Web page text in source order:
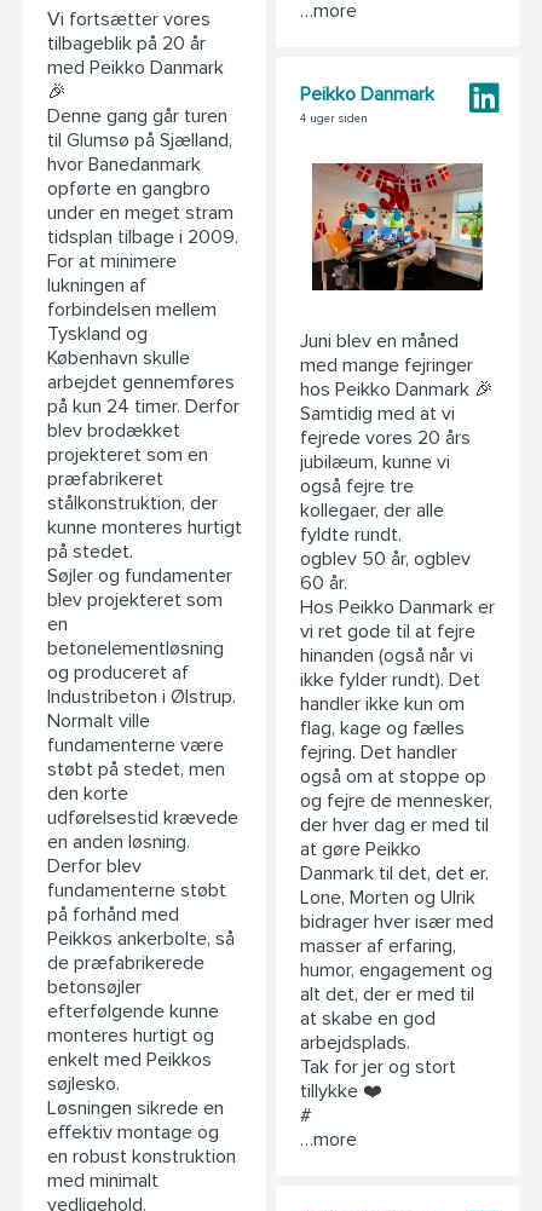
Vi fortsætter vores
tilbageblik på 20 år
med Peikko Danmark
🎉
Denne gang går turen
til Glumsø på Sjælland,
hvor Banedanmark
opførte en gangbro
under en meget stram
tidsplan tilbage i 2009.
For at minimere
lukningen af
forbindelsen mellem
Tyskland og
København skulle
arbejdet gennemføres
på kun 24 timer. Derfor
blev brodækket
projekteret som en
præfabrikeret
stålkonstruktion, der
kunne monteres hurtigt
på stedet.
Søjler og fundamenter
blev projekteret som
en
betonelementløsning
og produceret af
Industribeton i Ølstrup.
Normalt ville
fundamenterne være
støbt på stedet, men
den korte
udførelsestid krævede
en anden løsning.
Derfor blev
fundamenterne støbt
på forhånd med
Peikkos ankerbolte, så
de præfabrikerede
betonsøjler
efterfølgende kunne
monteres hurtigt og
enkelt med Peikkos
søjlesko.
Løsningen sikrede en
effektiv montage og
en robust konstruktion
med minimalt
vedligehold.
…more
Peikko Danmark
4 uger siden
Juni blev en måned
med mange fejringer
hos Peikko Danmark 🎉
Samtidig med at vi
fejrede vores 20 års
jubilæum, kunne vi
også fejre tre
kollegaer, der alle
fyldte rundt.
ogblev 50 år, ogblev
60 år.
Hos Peikko Danmark er
vi ret gode til at fejre
hinanden (også når vi
ikke fylder rundt). Det
handler ikke kun om
flag, kage og fælles
fejring. Det handler
også om at stoppe op
og fejre de mennesker,
der hver dag er med til
at gøre Peikko
Danmark til det, det er.
Lone, Morten og Ulrik
bidrager hver især med
masser af erfaring,
humor, engagement og
alt det, der er med til
at skabe en god
arbejdsplads.
Tak for jer og stort
tillykke ❤️
#
…more